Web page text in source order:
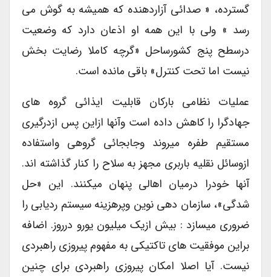
گسترده، « صدائی آزاردهنده که همیشه به گوش می
رسد » ولی با این همه او اذعان دارد که وضعیت
درسطح پنج کشورساحل «گرچه کاملا رضایت بخش
نیست اما تحت کنترل» باقی مانده است.
عملیات نظامی بارکان قابلیت ایذائی گروه های
جهادگرا را کاهش داده است وآنها ازاین پس ازدرگیری
مستقیم طفره میروند وجابجائی گروهی واستفاده
ازوسائل نقلیه باربری مجهز به سلاح را کنار گذاشته اند.
آنها خودرا درمیان اهالی پنهان میکنند. این «حل
شدگی»، سازمان دهی نوین وپرهزینه سیستم ردیابی را
ضروری میسازد : بیش ازیک میلیون یورو درروز. اضافه
براین موفقیت های تاکتیکی به مفهوم پیروزی راهبردی
نیست. آیا اصلا امکان پیروزی راهبردی برای چنین